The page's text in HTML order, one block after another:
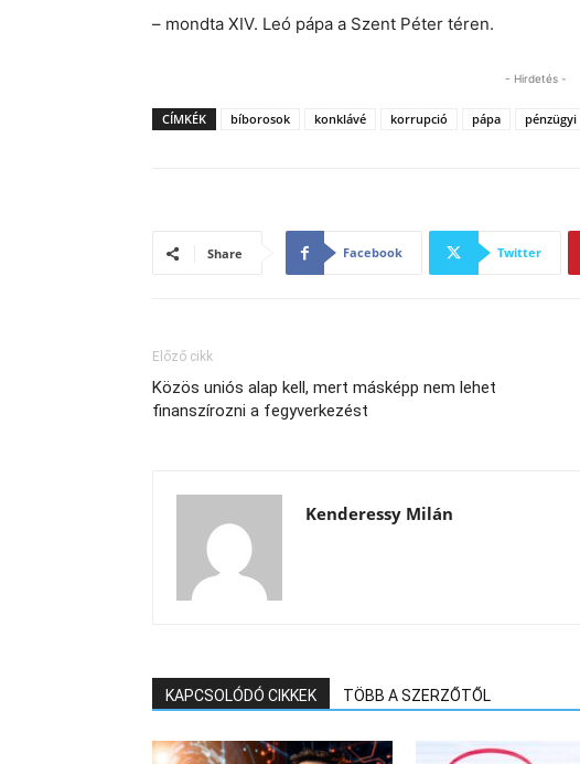
– mondta XIV. Leó pápa a Szent Péter téren.
- Hirdetés -
CÍMKÉK bíborosok konklávé korrupció pápa
Share Facebook Twitter
Előző cikk
Közös uniós alap kell, mert másképp nem lehet
finanszírozni a fegyverkezést
Kenderessy Milán
KAPCSOLÓDÓ CIKKEK TÖBB A SZERZŐTŐL